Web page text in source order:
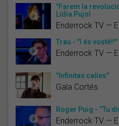
"Farem la
Lídia Pujol
Enderrock TV —
Trau - "I és vostè!!"
Enderrock TV —
"Infinitas calles"
Gala Cortés
Roger Puig - “Tu
Enderrock TV —